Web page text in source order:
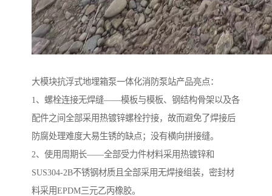
大模块抗浮式地埋箱泵一体化消防泵站产品亮点：
1、螺栓连接无焊缝——模板与模板、钢结构骨架以及各
配件之间全部采用热镀锌螺栓拧接，故而避免了焊接后
防腐处理难度大易生锈的缺点；没有横向拼接缝。
​2、使用周期长——全部受力件材料采用热镀锌和
SUS304-2B不锈钢材质且全部采用无焊接组装，密封材
料采用EPDM三元乙丙橡胶。